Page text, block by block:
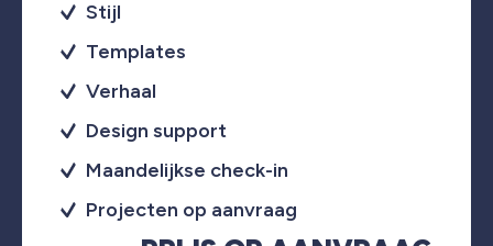
Stijl
Templates
Verhaal
Design support
Maandelijkse check-in
Projecten op aanvraag